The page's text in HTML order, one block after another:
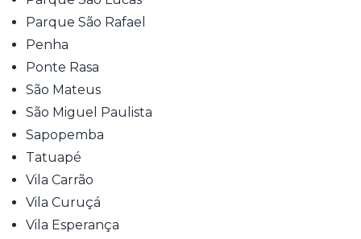
Parque São Rafael
Penha
Ponte Rasa
São Mateus
São Miguel Paulista
Sapopemba
Tatuapé
Vila Carrão
Vila Curuçá
Vila Esperança